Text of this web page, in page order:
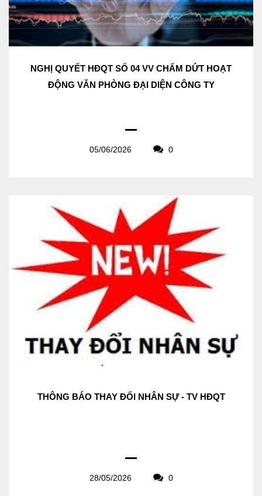
NGHỊ QUYẾT HĐQT SỐ 04 VV CHẤM DỨT HOẠT
ĐỘNG VĂN PHÒNG ĐẠI DIỆN CÔNG TY
05/06/2026 0
THÔNG BÁO THAY ĐỔI NHÂN SỰ - TV HĐQT
28/05/2026 0